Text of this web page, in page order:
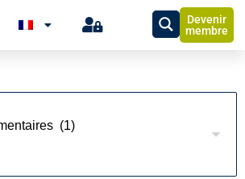
Devenir
membre